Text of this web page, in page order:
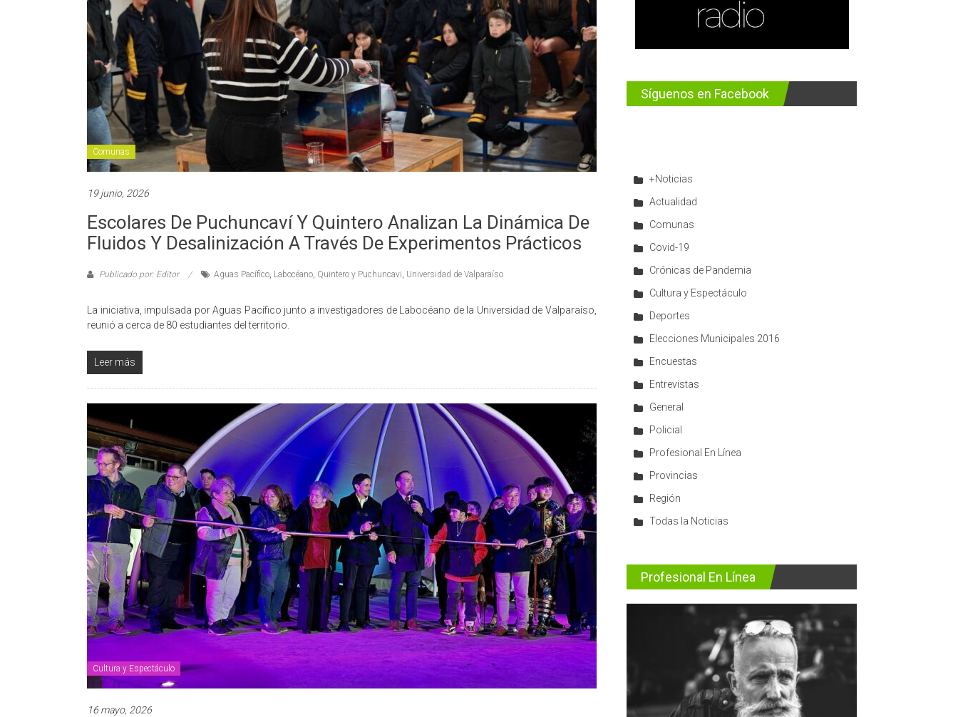
Comunas
19 junio, 2026
Escolares De Puchuncaví Y Quintero Analizan La Dinámica De
Fluidos Y Desalinización A Través De Experimentos Prácticos
Publicado por: Editor Aguas Pacífico, Labocéano, Quintero y Puchuncavi, Universidad de Valparaíso
La iniciativa, impulsada por Aguas Pacífico junto a investigadores de Labocéano de la Universidad de Valparaíso,
reunió a cerca de 80 estudiantes del territorio.
Leer más
Cultura y Espectáculo
16 mayo, 2026
Síguenos en Facebook
+Noticias
Actualidad
Comunas
Covid-19
Crónicas de Pandemia
Cultura y Espectáculo
Deportes
Elecciones Municipales 2016
Encuestas
Entrevistas
General
Policial
Profesional En Línea
Provincias
Región
Todas la Noticias
Profesional En Línea